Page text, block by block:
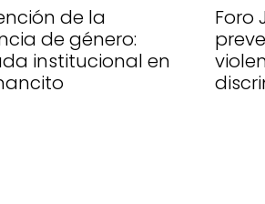
de la
de género:
institucional en
Foro